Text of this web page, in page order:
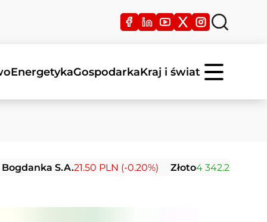
EnergetykaGospodarkaKraj i świat
S.A.21.50 PLN (-0.20%) Złoto 4 342.26 USD (0.00%)